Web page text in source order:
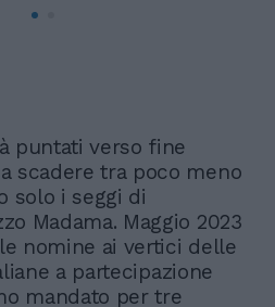
puntati verso fine
scadere tra poco meno
solo i seggi di
Madama. Maggio 2023
nomine ai vertici delle
a partecipazione
mandato per tre